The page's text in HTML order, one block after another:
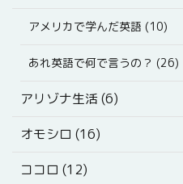
アメリカで学んだ英語 (10)
あれ英語で何で言うの？ (26)
アリゾナ生活 (6)
オモシロ (16)
ココロ (12)